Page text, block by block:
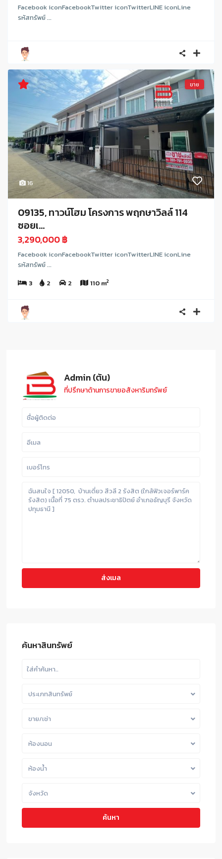
Facebook iconFacebookTwitter iconTwitterLINE iconLine
รหัสทรัพย์ ...
16
ขาย
09135, ทาวน์โฮม โครงการ พฤกษาวิลล์ 114
ซอยเ...
3,290,000 ฿
Facebook iconFacebookTwitter iconTwitterLINE iconLine
รหัสทรัพย์ ...
3
2 2 110 m2
Admin (ต้น)
ที่ปรึกษาด้านการขายอสังหาริมทรัพย์
ค้นหาสินทรัพย์
ประเภทสินทรัพย์
ขาย/เช่า
ห้องนอน
ห้องน้ำ
จังหวัด
ค้นหา